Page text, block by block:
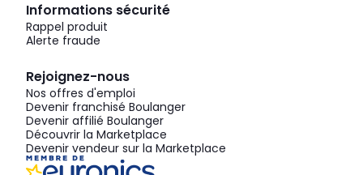
Informations sécurité
Rappel produit
Alerte fraude
Rejoignez-nous
Nos offres d'emploi
Devenir franchisé Boulanger
Devenir affilié Boulanger
Découvrir la Marketplace
Devenir vendeur sur la Marketplace